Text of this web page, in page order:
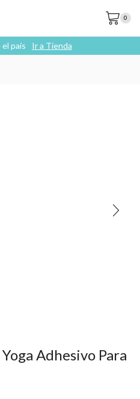
0
país Ir a Tienda
Adhesivo Para